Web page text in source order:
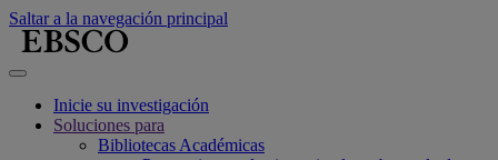
Saltar a la navegación principal
Inicie su investigación
Soluciones para
Bibliotecas Académicas